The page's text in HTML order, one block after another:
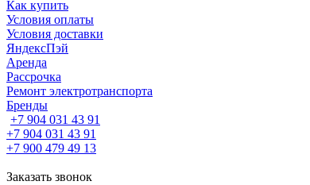
Как купить
Условия оплаты
Условия доставки
ЯндексПэй
Аренда
Рассрочка
Ремонт электротранспорта
Бренды
+7 904 031 43 91
+7 904 031 43 91
+7 900 479 49 13
Заказать звонок